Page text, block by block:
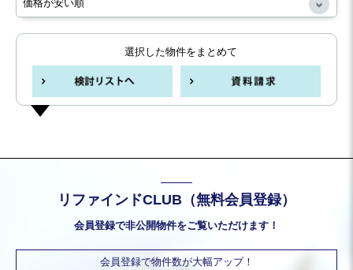
選択した物件をまとめて
リファインドCLUB（無料会員登録）
会員登録で非公開物件をご覧いただけます！
会員登録で物件数が大幅アップ！